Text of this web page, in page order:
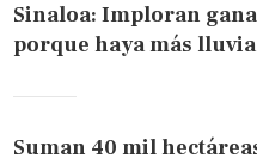
Sinaloa: Imploran
porque haya más
Suman 40 mil